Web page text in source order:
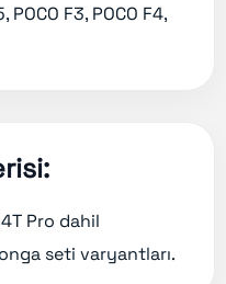
POCO F3, POCO F4,
Pro dahil
seti varyantları.